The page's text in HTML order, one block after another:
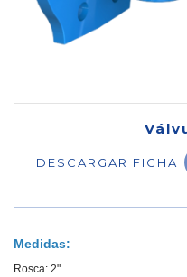
DESCARGAR FICHA
Medidas:
Rosca: 2"